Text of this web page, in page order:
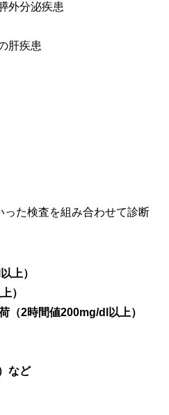
外分泌疾患
肝疾患
った検査を組み合わせて診断
上）
）
（2時間値200mg/dl以上）
など